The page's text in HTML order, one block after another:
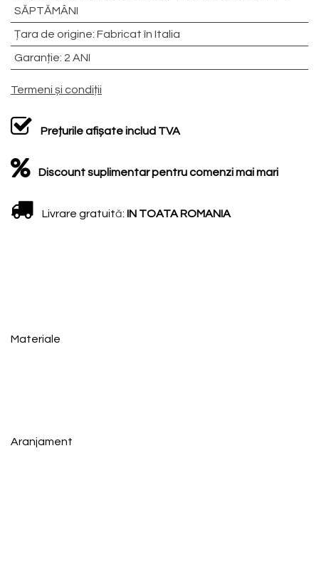
SĂPTĂMÂNI
Țara de origine: Fabricat în Italia
Garanție: 2 ANI
Termeni și condiții
Prețurile afișate includ TVA
Discount suplimentar pentru comenzi mai mari
Livrare gratuită: IN TOATA ROMANIA
Materiale
Aranjament